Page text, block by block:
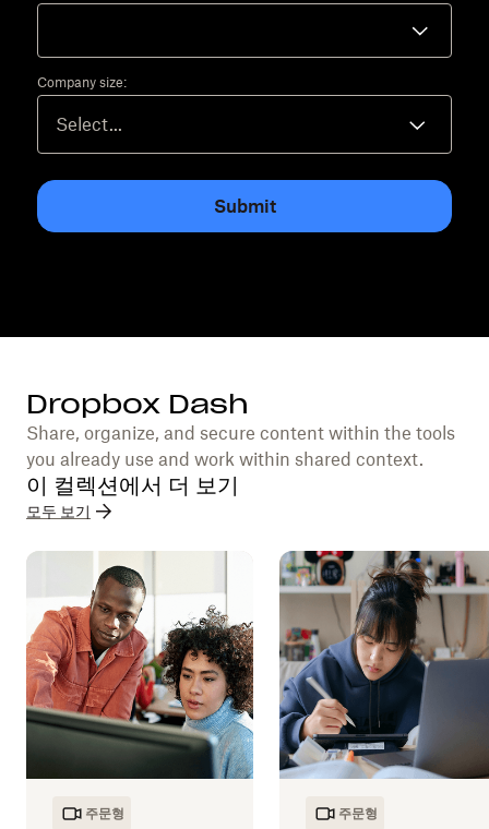
Company size:
Submit
Dropbox Dash
Share, organize, and secure content within the tools
you already use and work within shared context.
이 컬렉션에서 더 보기
모두 보기
주문형 주문형